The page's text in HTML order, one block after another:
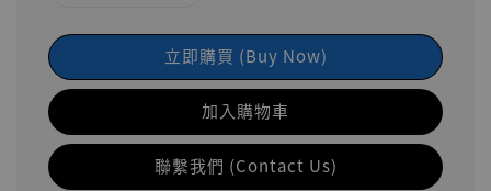
立即購買 (Buy Now)
加入購物車
聯繫我們 (Contact Us)